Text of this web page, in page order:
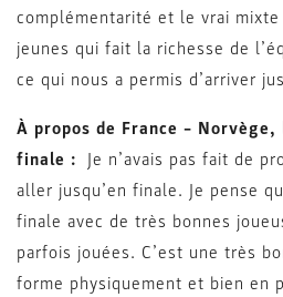
complémentarité et le vrai
jeunes qui fait la richesse de
ce qui nous a permis d’arriver
À propos de France –
finale : Je n’avais pas fait de
aller jusqu’en finale. Je pense
finale avec de très bonnes
parfois jouées. C’est une très
forme physiquement et bien en